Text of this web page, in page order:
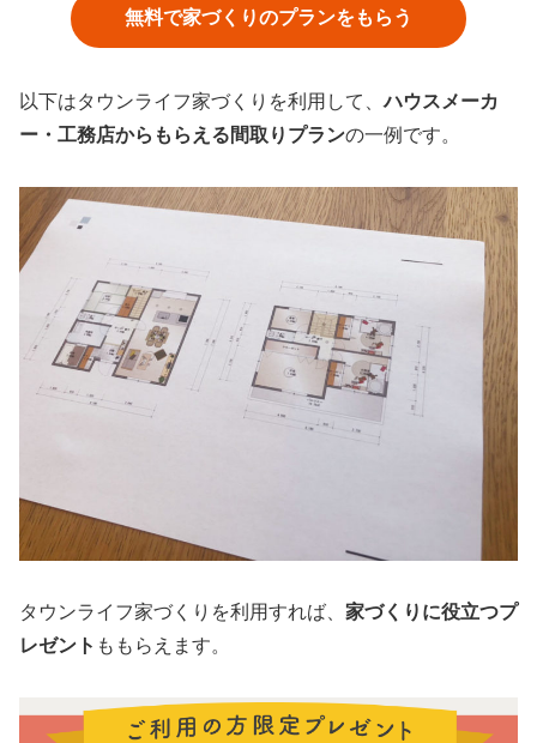
無料で家づくりのプランをもらう
以下はタウンライフ家づくりを利用して、ハウスメーカ
ー・工務店からもらえる間取りプランの一例です。
タウンライフ家づくりを利用すれば、 家づくりに役立つプ
レゼント ももらえます。